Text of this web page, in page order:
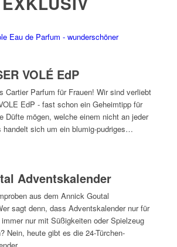
VOLÉ EdP
Cartier Parfum für Frauen! Wir sind verliebt
EdP - fast schon ein Geheimtipp für
Düfte mögen, welche einem nicht an jeder
handelt sich um ein blumig-pudriges…
Adventskalender
aus dem Annick Goutal
sagt denn, dass Adventskalender nur für
nur mit Süßigkeiten oder Spielzeug
Nein, heute gibt es die 24-Türchen-